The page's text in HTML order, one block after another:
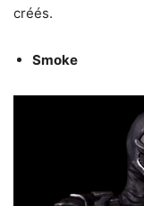
créés.
Smoke